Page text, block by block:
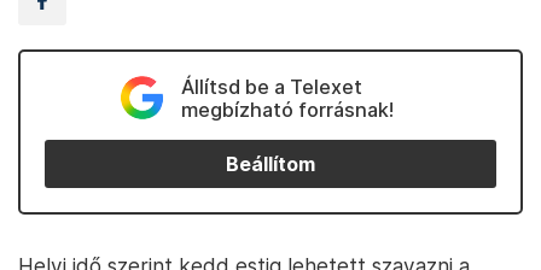
Állítsd be a Telexet
megbízható forrásnak!
Beállítom